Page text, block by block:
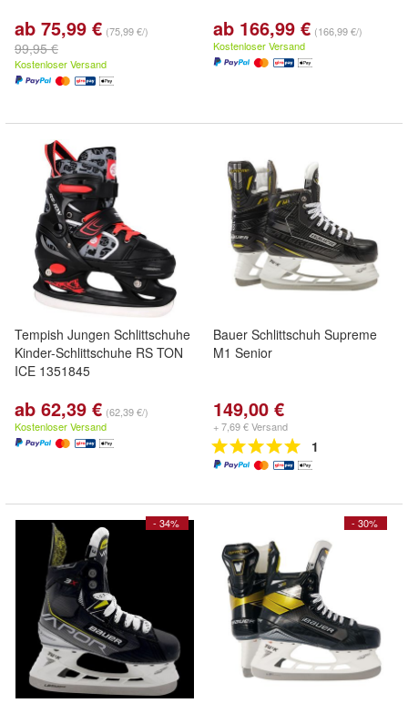
ab 75,99 € (75,99 €/)
99,95 €
Kostenloser Versand
ab 166,99 € (166,99 €/)
Kostenloser Versand
Tempish Jungen Schlittschuhe
Kinder-Schlittschuhe RS TON
ICE 1351845
ab 62,39 € (62,39 €/)
Kostenloser Versand
Bauer Schlittschuh Supreme
M1 Senior
149,00 €
+ 7,69 € Versand
1
- 34% - 30%